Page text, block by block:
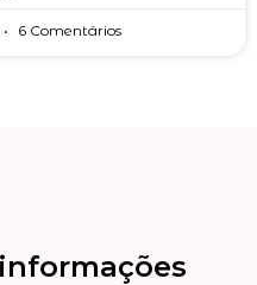
6 Comentários